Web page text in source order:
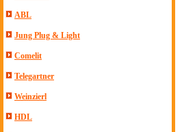
ABL
Jung Plug & Light
Comelit
Telegartner
Weinzierl
HDL